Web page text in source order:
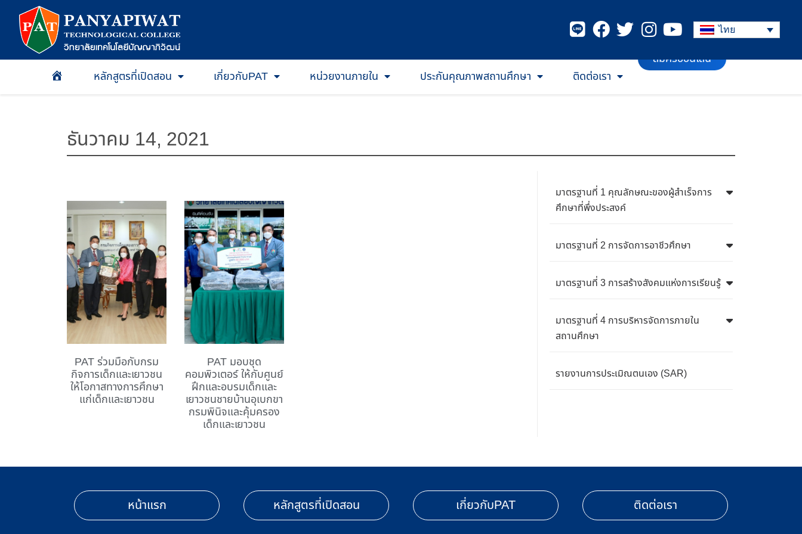
ไทย
หน้าเเรก
หลักสูตรที่เปิดสอน เกี่ยวกับPAT หน่วยงานภายใน ประกันคุณภาพสถานศึกษา ติดต่อเรา
สมัครออนไลน์
ธันวาคม 14, 2021
PAT ร่วมมือกับกรม
กิจการเด็กและเยาวชน
ให้โอกาสทางการศึกษา
แก่เด็กและเยาวชน
PAT มอบชุด
คอมพิวเตอร์ ให้กับศูนย์
ฝึกและอบรมเด็กและ
เยาวชนชายบ้านอุเบกขา
กรมพินิจและคุ้มครอง
เด็กและเยาวชน
มาตรฐานที่ 1 คุณลักษณะของผู้สำเร็จการ
ศึกษาที่พึ่งประสงค์
มาตรฐานที่ 2 การจัดการอาชีวศึกษา
มาตรฐานที่ 3 การสร้างสังคมแห่งการเรียนรู้
มาตรฐานที่ 4 การบริหารจัดการภายใน
สถานศึกษา
รายงานการประเมิณตนเอง (SAR)
หน้าแรก หลักสูตรที่เปิดสอน เกี่ยวกับPAT ติดต่อเรา